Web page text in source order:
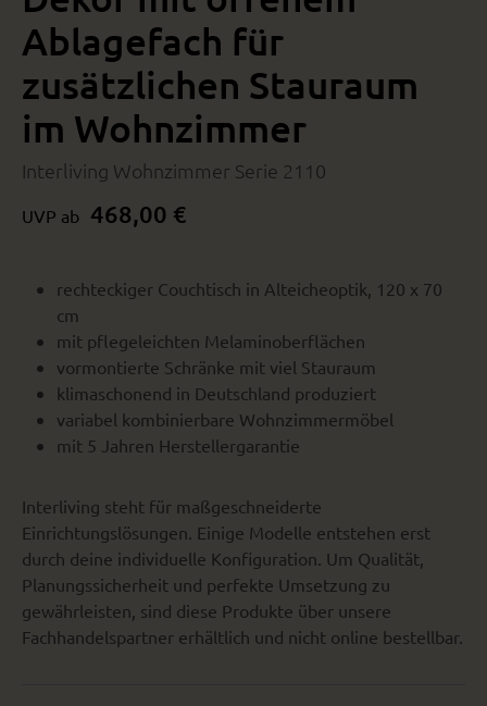
Ablagefach für
zusätzlichen Stauraum
im Wohnzimmer
Interliving Wohnzimmer Serie 2110
UVP ab 468,00 €
rechteckiger Couchtisch in Alteicheoptik, 120 x 70
cm
mit pflegeleichten Melaminoberflächen
vormontierte Schränke mit viel Stauraum
klimaschonend in Deutschland produziert
variabel kombinierbare Wohnzimmermöbel
mit 5 Jahren Herstellergarantie
Interliving steht für maßgeschneiderte
Einrichtungslösungen. Einige Modelle entstehen erst
durch deine individuelle Konfiguration. Um Qualität,
Planungssicherheit und perfekte Umsetzung zu
gewährleisten, sind diese Produkte über unsere
Fachhandelspartner erhältlich und nicht online bestellbar.